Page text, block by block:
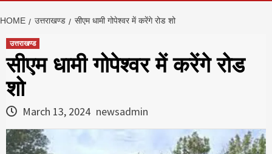
HOME उत्तराखण्ड सीएम धामी गोपेश्वर में करेंगे रोड शो
उत्तराखण्ड
सीएम धामी गोपेश्वर में करेंगे रोड
शो
March 13, 2024 newsadmin